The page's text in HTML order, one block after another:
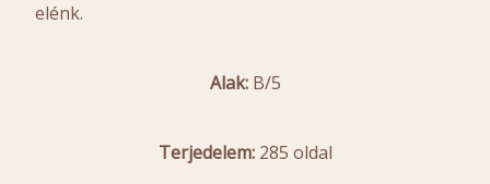
elénk.
Alak:B/5
Terjedelem:285 oldal